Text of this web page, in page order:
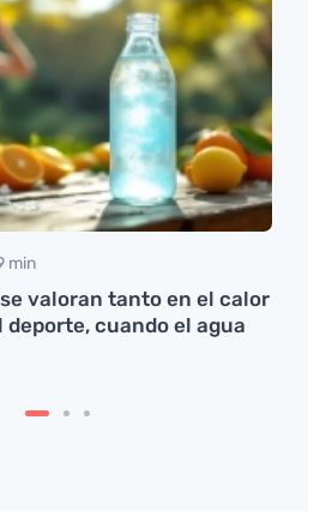
min
valoran tanto en el calor
cuando el agua